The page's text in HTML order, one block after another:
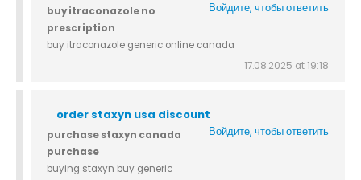
Войдите, чтобы ответить
buy itraconazole no
prescription
buy itraconazole generic online canada
17.08.2025 at 19:18
order staxyn usa discount
Войдите, чтобы ответить
purchase staxyn canada
purchase
buying staxyn buy generic